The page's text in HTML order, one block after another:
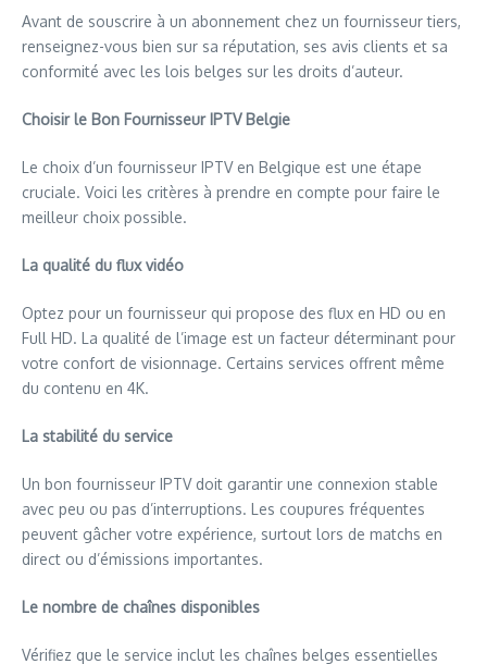
Avant de souscrire à un abonnement chez un fournisseur tiers,
renseignez-vous bien sur sa réputation, ses avis clients et sa
conformité avec les lois belges sur les droits d’auteur.
Choisir le Bon Fournisseur IPTV Belgie
Le choix d’un fournisseur IPTV en Belgique est une étape
cruciale. Voici les critères à prendre en compte pour faire le
meilleur choix possible.
La qualité du flux vidéo
Optez pour un fournisseur qui propose des flux en HD ou en
Full HD. La qualité de l’image est un facteur déterminant pour
votre confort de visionnage. Certains services offrent même
du contenu en 4K.
La stabilité du service
Un bon fournisseur IPTV doit garantir une connexion stable
avec peu ou pas d’interruptions. Les coupures fréquentes
peuvent gâcher votre expérience, surtout lors de matchs en
direct ou d’émissions importantes.
Le nombre de chaînes disponibles
Vérifiez que le service inclut les chaînes belges essentielles